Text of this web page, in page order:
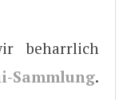
beharrlich
Sammlung.